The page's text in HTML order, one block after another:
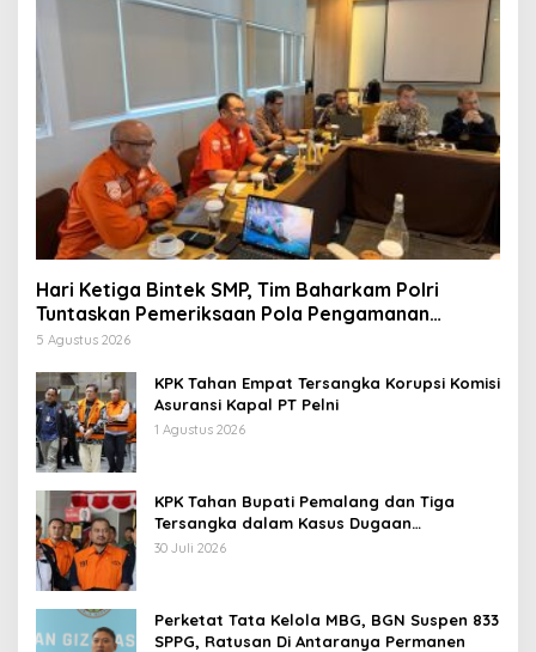
Hari Ketiga Bintek SMP, Tim Baharkam Polri
Tuntaskan Pemeriksaan Pola Pengamanan
Pertamina Patra Niaga Jabar
5 Agustus 2026
KPK Tahan Empat Tersangka Korupsi Komisi
Asuransi Kapal PT Pelni
1 Agustus 2026
KPK Tahan Bupati Pemalang dan Tiga
Tersangka dalam Kasus Dugaan
Pemerasan
30 Juli 2026
Perketat Tata Kelola MBG, BGN Suspen 833
SPPG, Ratusan Di Antaranya Permanen